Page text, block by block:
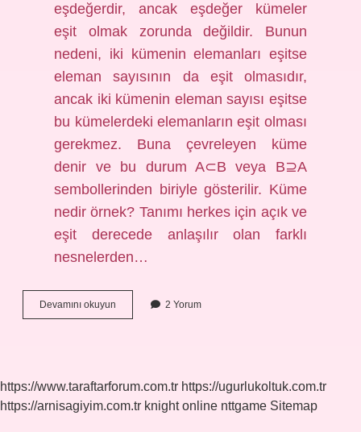
eşdeğerdir, ancak eşdeğer kümeler
eşit olmak zorunda değildir. Bunun
nedeni, iki kümenin elemanları eşitse
eleman sayısının da eşit olmasıdır,
ancak iki kümenin eleman sayısı eşitse
bu kümelerdeki elemanların eşit olması
gerekmez. Buna çevreleyen küme
denir ve bu durum A⊂B veya B⊇A
sembollerinden biriyle gösterilir. Küme
nedir örnek? Tanımı herkes için açık ve
eşit derecede anlaşılır olan farklı
nesnelerden…
Devamını okuyun
Nasıl
2 Yorum
https://www.taraftarforum.com.tr https://ugurlukoltuk.com.tr
https://arnisagiyim.com.tr knight online nttgame Sitemap